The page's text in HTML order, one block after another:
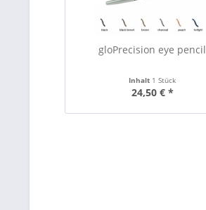
gloPrecision eye pencil
Inhalt 1 Stück
24,50 € *